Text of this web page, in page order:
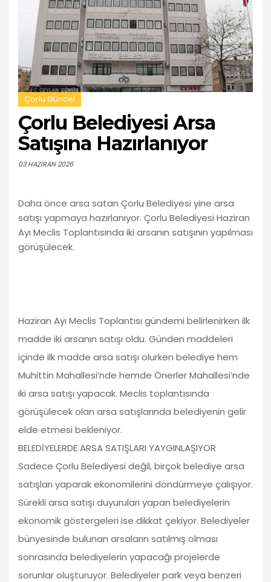
Çorlu Güncel
Çorlu Belediyesi Arsa
Satışına Hazırlanıyor
03 HAZIRAN 2026
Daha önce arsa satan Çorlu Belediyesi yine arsa
satışı yapmaya hazırlanıyor. Çorlu Belediyesi Haziran
Ayı Meclis Toplantısında iki arsanın satışının yapılması
görüşülecek.
Haziran Ayı Meclis Toplantısı gündemi belirlenirken ilk
madde iki arsanın satışı oldu. Günden maddeleri
içinde ilk madde arsa satışı olurken belediye hem
Muhittin Mahallesi’nde hemde Önerler Mahallesi’nde
iki arsa satışı yapacak. Meclis toplantısında
görüşülecek olan arsa satışlarında belediyenin gelir
elde etmesi bekleniyor.
BELEDİYELERDE ARSA SATIŞLARI YAYGINLAŞIYOR
Sadece Çorlu Belediyesi değil, birçok belediye arsa
satışları yaparak ekonomilerini döndürmeye çalışıyor.
Sürekli arsa satışı duyuruları yapan belediyelerin
ekonomik göstergeleri ise dikkat çekiyor. Belediyeler
bünyesinde bulunan arsaların satılmış olması
sonrasında belediyelerin yapacağı projelerde
sorunlar oluşturuyor. Belediyeler park veya benzeri